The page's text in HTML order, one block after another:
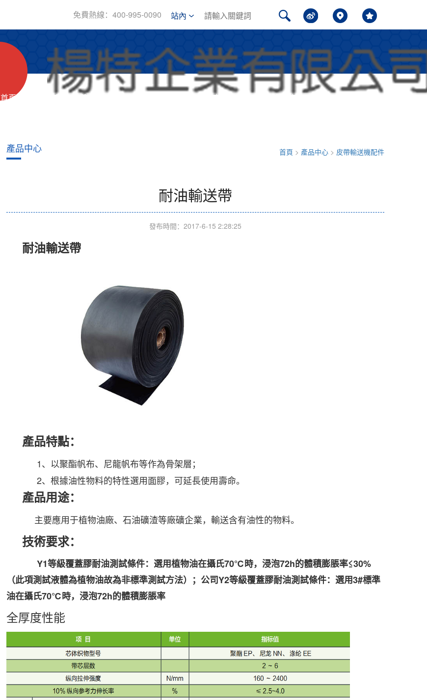
免費熱線：400-995-0090 站內
首頁 關于我們 新聞中心 問題解答
首頁 > 產品中心 > 皮帶輸送機配件
產品中心
耐油輸送帶
發布時間：2017-6-15 2:28:25
耐油輸送帶
產品特點：
1、以聚酯帆布、尼龍帆布等作為骨架層；
2、根據油性物料的特性選用面膠，可延長使用壽命。
產品用途：
主要應用于植物油廠、石油礦渣等廠礦企業，輸送含有油性的物料。
技術要求：
Y1等級覆蓋膠耐油測試條件：選用植物油在攝氏70℃時，浸泡72h的體積膨脹率≤30%
（此項測試液體為植物油故為非標準測試方法）；公司Y2等級覆蓋膠耐油測試條件：選用3#標準
油在攝氏70℃時，浸泡72h的體積膨脹率
全厚度性能